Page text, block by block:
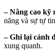
– Nâng cao kỹ
năng và sự tự
– Ghi lại cảnh
xung quanh.